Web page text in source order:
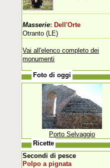
Masserie: Dell'Orte
Otranto (LE)
Vai all'elenco completo dei
monumenti
Foto di oggi
Porto Selvaggio
Ricette
Secondi di pesce
Polpo a pignata